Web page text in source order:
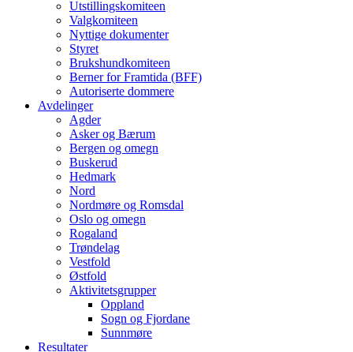
Utstillingskomiteen
Valgkomiteen
Nyttige dokumenter
Styret
Brukshundkomiteen
Berner for Framtida (BFF)
Autoriserte dommere
Avdelinger
Agder
Asker og Bærum
Bergen og omegn
Buskerud
Hedmark
Nord
Nordmøre og Romsdal
Oslo og omegn
Rogaland
Trøndelag
Vestfold
Østfold
Aktivitetsgrupper
Oppland
Sogn og Fjordane
Sunnmøre
Resultater